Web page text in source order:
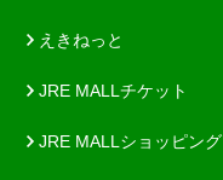
えきねっと
JRE MALLチケット
JRE MALLショッピング